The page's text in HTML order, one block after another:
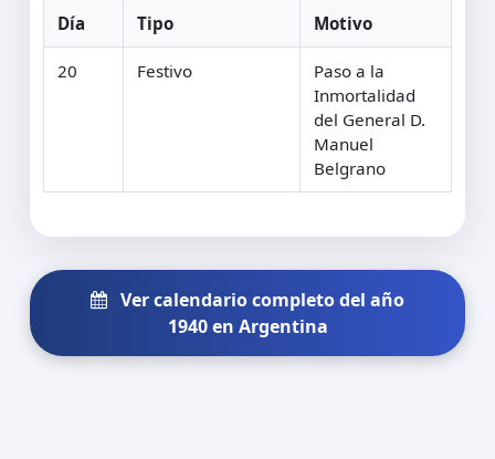
Día Tipo Motivo
20 Festivo
Paso a la
Inmortalidad
del General D.
Manuel
Belgrano
Ver calendario completo del año
1940 en Argentina